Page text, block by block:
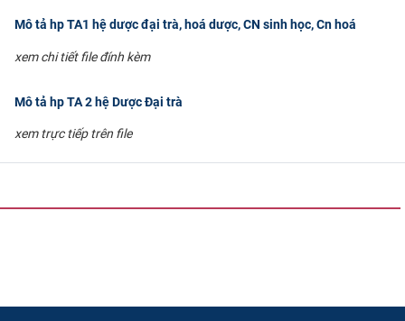
Mô tả hp TA1 hệ dược đại trà, hoá dược, CN sinh học, Cn hoá
xem chi tiết file đính kèm
Mô tả hp TA 2 hệ Dược Đại trà
xem trực tiếp trên file